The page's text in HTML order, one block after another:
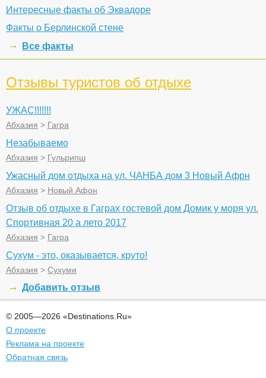
Интересные факты об Эквадоре
Факты о Берлинской стене
Все факты
Отзывы туристов об отдыхе
УЖАС!!!!!!!
Абхазия > Гагра
Незабываемо
Абхазия > Гульрипш
Ужасный дом отдыха на ул. ЧАНБА дом 3 Новый Афрн
Абхазия > Новый Афон
Отзыв об отдыхе в Гаграх гостевой дом Домик у моря ул.
Спортивная 20 а лето 2017
Абхазия > Гагра
Сухум - это, оказывается, круто!
Абхазия > Сухуми
Добавить отзыв
© 2005—2026 «Destinations.Ru»
О проекте
Реклама на проекте
Обратная связь